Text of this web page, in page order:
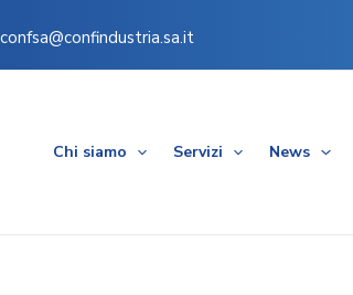
confsa@confindustria.sa.it
Chi siamo Servizi News